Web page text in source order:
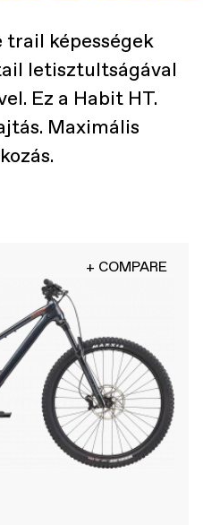
képességek
letisztultságával
Ez a Habit HT.
Maximális
+ COMPARE